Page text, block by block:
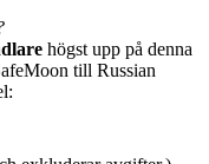
högst upp på denna
till Russian